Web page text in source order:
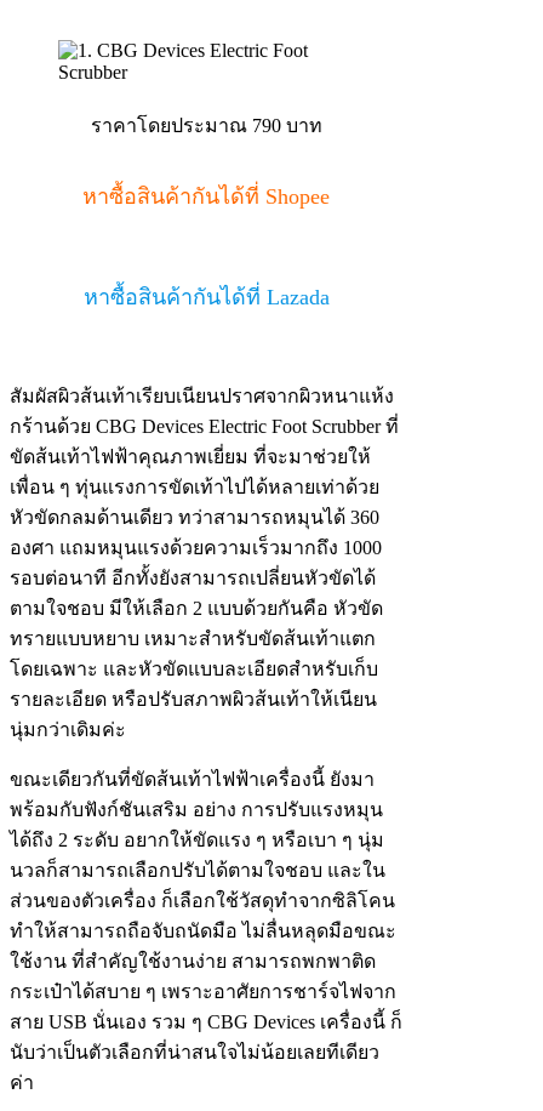
ราคาโดยประมาณ 790 บาท
หาซื้อสินค้ากันได้ที่ Shopee
หาซื้อสินค้ากันได้ที่ Lazada
สัมผัสผิวส้นเท้าเรียบเนียนปราศจากผิวหนาแห้ง
กร้านด้วย CBG Devices Electric Foot Scrubber ที่
ขัดส้นเท้าไฟฟ้าคุณภาพเยี่ยม ที่จะมาช่วยให้
เพื่อน ๆ ทุ่นแรงการขัดเท้าไปได้หลายเท่าด้วย
หัวขัดกลมด้านเดียว ทว่าสามารถหมุนได้ 360
องศา แถมหมุนแรงด้วยความเร็วมากถึง 1000
รอบต่อนาที อีกทั้งยังสามารถเปลี่ยนหัวขัดได้
ตามใจชอบ มีให้เลือก 2 แบบด้วยกันคือ หัวขัด
ทรายแบบหยาบ เหมาะสำหรับขัดส้นเท้าแตก
โดยเฉพาะ และหัวขัดแบบละเอียดสำหรับเก็บ
รายละเอียด หรือปรับสภาพผิวส้นเท้าให้เนียน
นุ่มกว่าเดิมค่ะ
ขณะเดียวกันที่ขัดส้นเท้าไฟฟ้าเครื่องนี้ ยังมา
พร้อมกับฟังก์ชันเสริม อย่าง การปรับแรงหมุน
ได้ถึง 2 ระดับ อยากให้ขัดแรง ๆ หรือเบา ๆ นุ่ม
นวลก็สามารถเลือกปรับได้ตามใจชอบ และใน
ส่วนของตัวเครื่อง ก็เลือกใช้วัสดุทำจากซิลิโคน
ทำให้สามารถถือจับถนัดมือ ไม่ลื่นหลุดมือขณะ
ใช้งาน ที่สำคัญใช้งานง่าย สามารถพกพาติด
กระเป๋าได้สบาย ๆ เพราะอาศัยการชาร์จไฟจาก
สาย USB นั่นเอง รวม ๆ CBG Devices เครื่องนี้ ก็
นับว่าเป็นตัวเลือกที่น่าสนใจไม่น้อยเลยทีเดียว
ค่า